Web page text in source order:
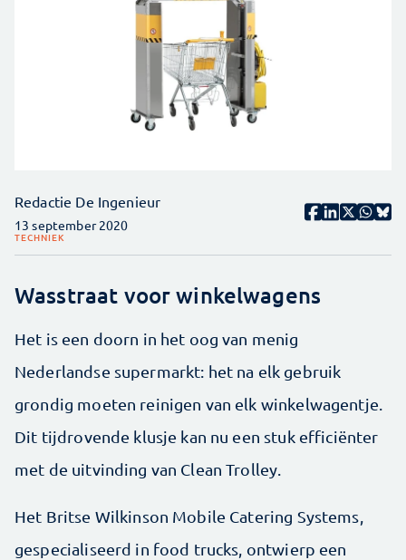
Redactie De Ingenieur
13 september 2020
TECHNIEK
Wasstraat voor winkelwagens
Het is een doorn in het oog van menig
Nederlandse supermarkt: het na elk gebruik
grondig moeten reinigen van elk winkelwagentje.
Dit tijd­rovende klusje kan nu een stuk efficiënter
met de uitvinding van Clean Trolley.
Het Britse Wilkinson Mobile Catering Systems,
gespecialiseerd in food trucks, ontwierp een